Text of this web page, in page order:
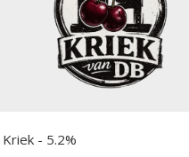
Kriek - 5.2%